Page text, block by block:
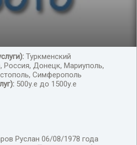
Туркменский
Россия, Донецк, Мариуполь,
Симферополь
500у.е до 1500у.е
Руслан 06/08/1978 года